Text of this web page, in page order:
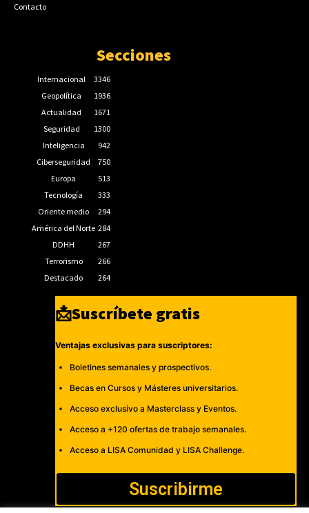
Contacto
Secciones
Internacional
3346
Geopolítica
1936
Actualidad
1671
Seguridad
1300
Inteligencia
942
Ciberseguridad
750
Europa
513
Tecnología
333
Oriente medio
294
América del Norte 284
DDHH
267
Terrorismo
266
Destacado
264
📩Suscríbete gratis
Ventajas exclusivas para suscriptores:
Boletines semanales y prospectivos.
Becas en Cursos y Másteres universitarios.
Acceso exclusivo a Masterclass y Eventos.
Acceso a +120 ofertas de trabajo semanales.
Acceso a LISA Comunidad y LISA Challenge.
Suscribirme